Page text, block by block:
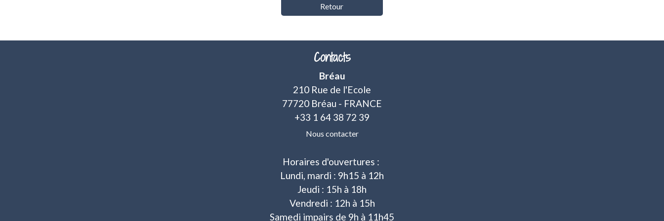
Retour
Contacts
Bréau
210 Rue de l'Ecole
77720 Bréau - FRANCE
+33 1 64 38 72 39
Nous contacter
Horaires d'ouvertures :
Lundi, mardi : 9h15 à 12h
Jeudi : 15h à 18h
Vendredi : 12h à 15h
Samedi impairs de 9h à 11h45